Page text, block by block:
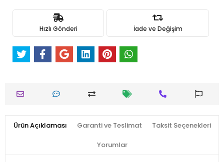
Hızlı Gönderi İade ve Değişim
Ürün Açıklaması Garanti ve Teslimat Taksit Seçenekleri
Yorumlar